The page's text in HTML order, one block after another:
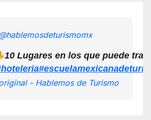
10 Lugares en los que puede
- Hablemos de Turismo